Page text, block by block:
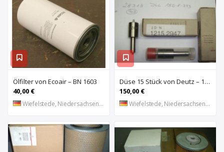
Ölfilter von Ecoair – BN 1603
40,00 €
Wiefelstede, Niedersachsen, DE
Düse 15 Stück von Deutz – 12152947
150,00 €
Wiefelstede, Niedersachsen, DE